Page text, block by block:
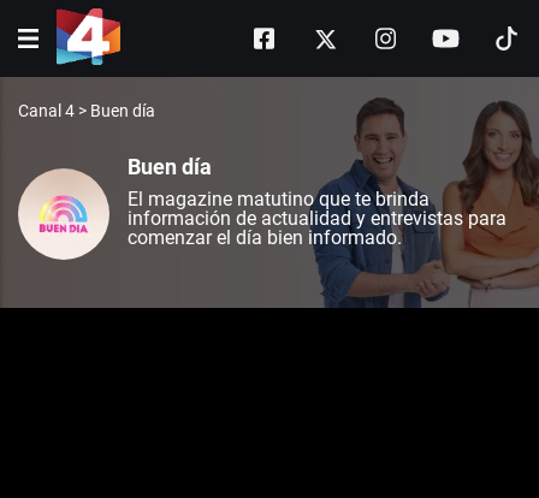
Canal 4 > Buen día
Buen día
El magazine matutino que te brinda
información de actualidad y entrevistas para
comenzar el día bien informado.